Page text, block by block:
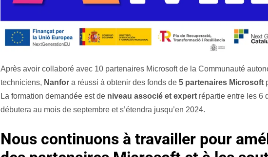
Après avoir collaboré avec 10 partenaires Microsoft de la Communauté
techniciens, Nanfor a réussi à obtenir des fonds de 5 partenaires Microsoft
La formation demandée est de niveau associé et expert répartie entre les 6
débutera au mois de septembre et s’étendra jusqu’en 2024.
Nous continuons à travailler pour